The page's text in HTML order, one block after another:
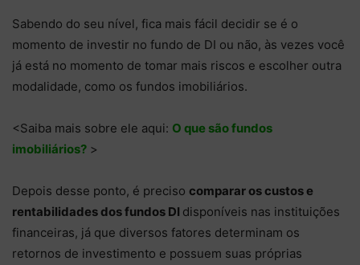
Sabendo do seu nível, fica mais fácil decidir se é o
momento de investir no fundo de DI ou não, às vezes você
já está no momento de tomar mais riscos e escolher outra
modalidade, como os fundos imobiliários.
<Saiba mais sobre ele aqui: O que são fundos
imobiliários? >
Depois desse ponto, é preciso comparar os custos e
rentabilidades dos fundos DI disponíveis nas instituições
financeiras, já que diversos fatores determinam os
retornos de investimento e possuem suas próprias